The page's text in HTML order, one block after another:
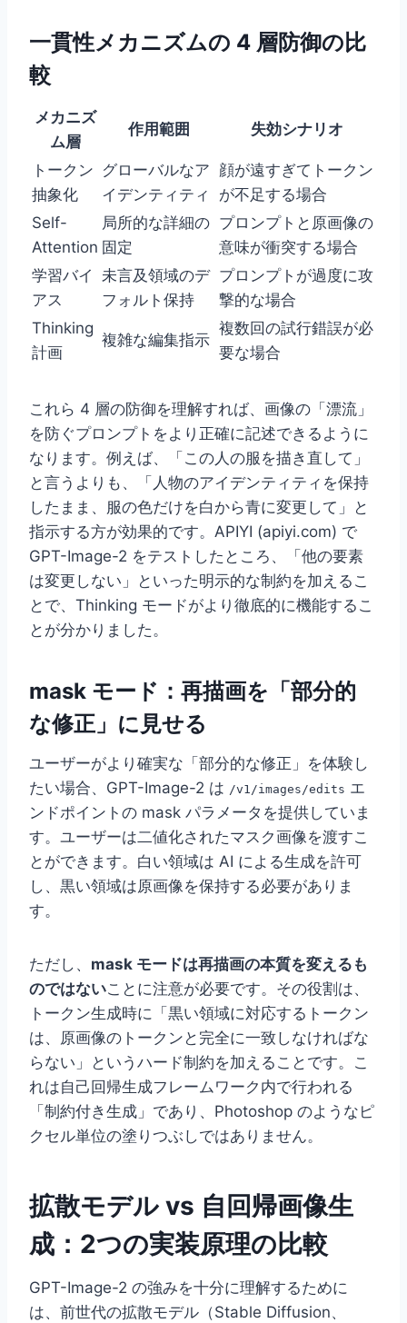
一貫性メカニズムの 4 層防御の比
較
メカニズ
ム層
作用範囲 失効シナリオ
トークン
抽象化
グローバルなア
イデンティティ
顔が遠すぎてトークン
が不足する場合
Self-
Attention
局所的な詳細の
固定
プロンプトと原画像の
意味が衝突する場合
学習バイ
アス
未言及領域のデ
フォルト保持
プロンプトが過度に攻
撃的な場合
Thinking
計画
複雑な編集指示
複数回の試行錯誤が必
要な場合
これら 4 層の防御を理解すれば、画像の「漂流」
を防ぐプロンプトをより正確に記述できるように
なります。例えば、「この人の服を描き直して」
と言うよりも、「人物のアイデンティティを保持
したまま、服の色だけを白から青に変更して」と
指示する方が効果的です。APIYI (apiyi.com) で
GPT-Image-2 をテストしたところ、「他の要素
は変更しない」といった明示的な制約を加えるこ
とで、Thinking モードがより徹底的に機能するこ
とが分かりました。
mask モード：再描画を「部分的
な修正」に見せる
ユーザーがより確実な「部分的な修正」を体験し
たい場合、GPT-Image-2 は /v1/images/edits エ
ンドポイントの mask パラメータを提供していま
す。ユーザーは二値化されたマスク画像を渡すこ
とができます。白い領域は AI による生成を許可
し、黒い領域は原画像を保持する必要がありま
す。
ただし、 mask モードは再描画の本質を変えるも
のではないことに注意が必要です。その役割は、
トークン生成時に「黒い領域に対応するトークン
は、原画像のトークンと完全に一致しなければな
らない」というハード制約を加えることです。こ
れは自己回帰生成フレームワーク内で行われる
「制約付き生成」であり、Photoshop のようなピ
クセル単位の塗りつぶしではありません。
拡散モデル vs 自回帰画像生
成：2つの実装原理の比較
GPT-Image-2 の強みを十分に理解するために
は、前世代の拡散モデル（Stable Diffusion、